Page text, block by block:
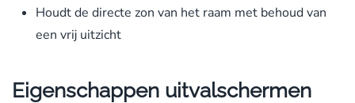
Houdt de directe zon van het raam met behoud van
een vrij uitzicht
Eigenschappen uitvalschermen